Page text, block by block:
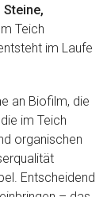
Teich
im Laufe
an Biofilm, die
im Teich
organischen
Entscheidend